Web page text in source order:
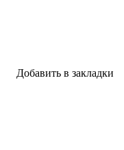
Добавить в закладки